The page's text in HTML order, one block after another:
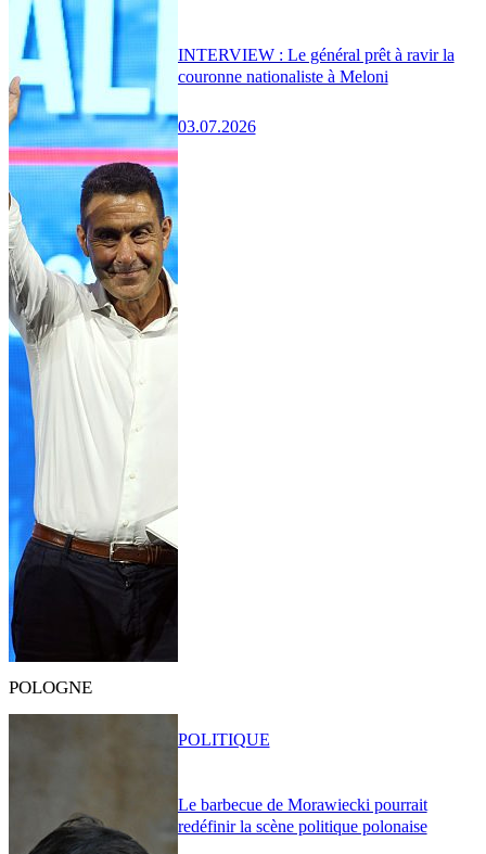
INTERVIEW : Le général prêt à ravir la
couronne nationaliste à Meloni
03.07.2026
POLOGNE
Le barbecue de Morawiecki pourrait
redéfinir la scène politique polonaise
POLITIQUE